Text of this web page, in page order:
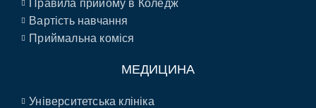
Правила прийому в Коледж
Вартість навчання
Приймальна коміся
МЕДИЦИНА
Університетська клініка